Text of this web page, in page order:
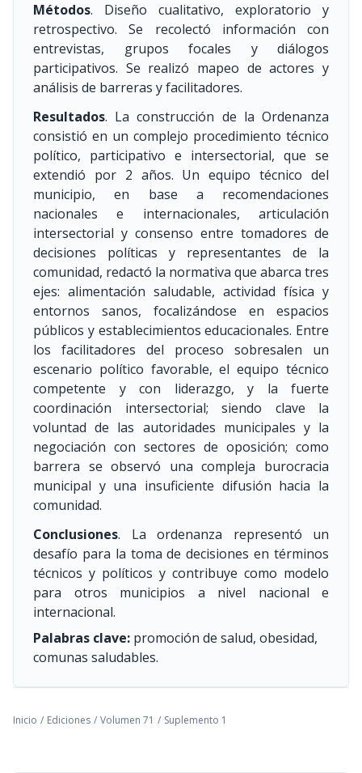
Métodos. Diseño cualitativo, exploratorio y
retrospectivo. Se recolectó información con
entrevistas, grupos focales y diálogos
participativos. Se realizó mapeo de actores y
análisis de barreras y facilitadores.
Resultados. La construcción de la Ordenanza
consistió en un complejo procedimiento técnico
político, participativo e intersectorial, que se
extendió por 2 años. Un equipo técnico del
municipio, en base a recomendaciones
nacionales e internacionales, articulación
intersectorial y consenso entre tomadores de
decisiones políticas y representantes de la
comunidad, redactó la normativa que abarca tres
ejes: alimentación saludable, actividad física y
entornos sanos, focalizándose en espacios
públicos y establecimientos educacionales. Entre
los facilitadores del proceso sobresalen un
escenario político favorable, el equipo técnico
competente y con liderazgo, y la fuerte
coordinación intersectorial; siendo clave la
voluntad de las autoridades municipales y la
negociación con sectores de oposición; como
barrera se observó una compleja burocracia
municipal y una insuficiente difusión hacia la
comunidad.
Conclusiones. La ordenanza representó un
desafío para la toma de decisiones en términos
técnicos y políticos y contribuye como modelo
para otros municipios a nivel nacional e
internacional.
Palabras clave: promoción de salud, obesidad,
comunas saludables.
Inicio / Ediciones / Volumen 71 / Suplemento 1